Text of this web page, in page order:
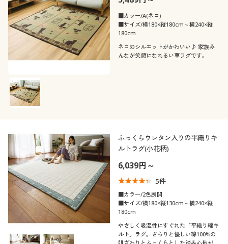
■カラー/A(ネコ)
■サイズ/横180×縦180cm～横240×縦
180cm
ネコのシルエットがかわいい♪ 家族み
んなが笑顔になれるい草ラグです。
ふっくらウレタン入りの平織りキ
ルトラグ(小花柄)
6,039円～
5件
■カラー/2色展開
■サイズ/横180×縦130cm～横240×縦
180cm
やさしく吸湿性にすぐれた「平織り綿キ
ルト」ラグ。さらりと優しい綿100%の